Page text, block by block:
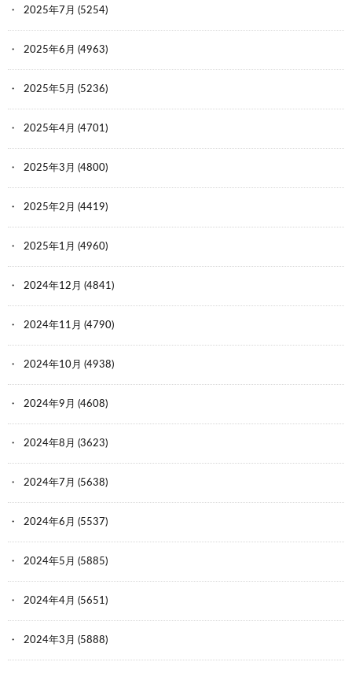
2025年7月 (5254)
2025年6月 (4963)
2025年5月 (5236)
2025年4月 (4701)
2025年3月 (4800)
2025年2月 (4419)
2025年1月 (4960)
2024年12月 (4841)
2024年11月 (4790)
2024年10月 (4938)
2024年9月 (4608)
2024年8月 (3623)
2024年7月 (5638)
2024年6月 (5537)
2024年5月 (5885)
2024年4月 (5651)
2024年3月 (5888)